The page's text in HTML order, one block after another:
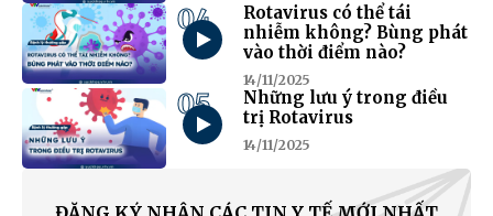
04
Rotavirus có thể tái
nhiễm không? Bùng phát
vào thời điểm nào?
14/11/2025
05
Những lưu ý trong điều
trị Rotavirus
14/11/2025